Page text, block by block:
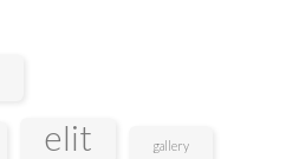
elit gallery